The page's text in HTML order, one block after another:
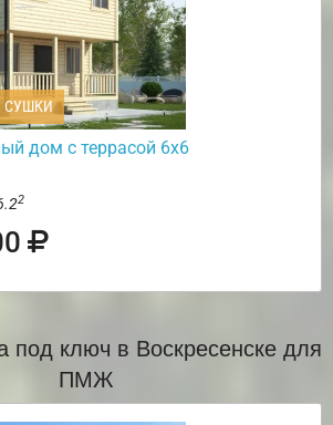
СУШКИ
дом с террасой 6х6
2
под ключ в Воскресенске для
ПМЖ